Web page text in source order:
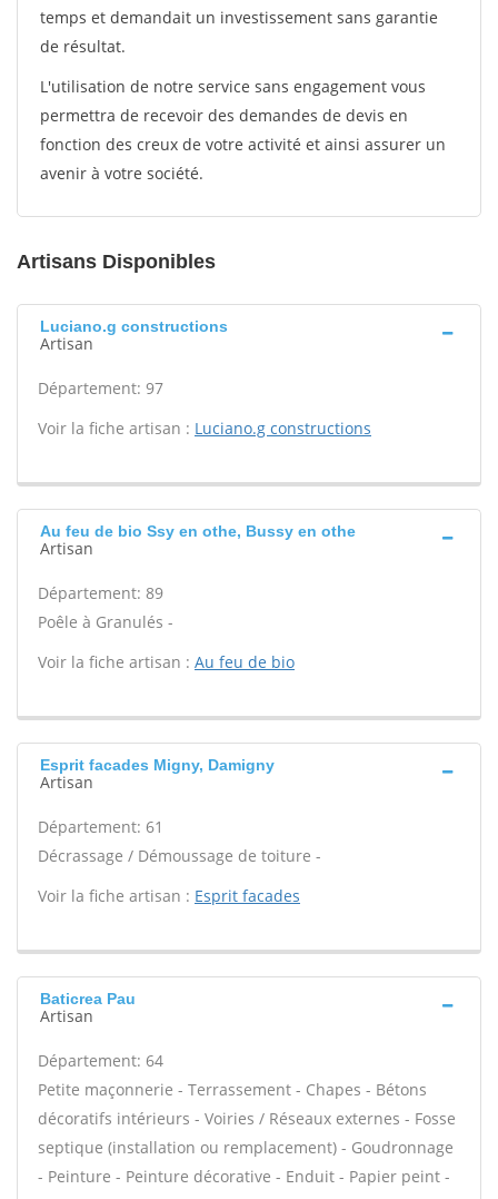
temps et demandait un investissement sans garantie
de résultat.
L'utilisation de notre service sans engagement vous
permettra de recevoir des demandes de devis en
fonction des creux de votre activité et ainsi assurer un
avenir à votre société.
Artisans Disponibles
Luciano.g constructions
Artisan
Département: 97
Voir la fiche artisan : Luciano.g constructions
Au feu de bio Ssy en othe, Bussy en othe
Artisan
Département: 89
Poêle à Granulés -
Voir la fiche artisan : Au feu de bio
Esprit facades Migny, Damigny
Artisan
Département: 61
Décrassage / Démoussage de toiture -
Voir la fiche artisan : Esprit facades
Baticrea Pau
Artisan
Département: 64
Petite maçonnerie - Terrassement - Chapes - Bétons
décoratifs intérieurs - Voiries / Réseaux externes - Fosse
septique (installation ou remplacement) - Goudronnage
- Peinture - Peinture décorative - Enduit - Papier peint -